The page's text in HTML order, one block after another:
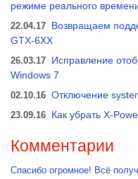
режиме реального
22.04.17
Возвращаем
GTX-6XX
26.03.17
Исправление
Windows 7
02.10.16 Отключение
23.09.16
Как убрать X-
Комментарии
Спасибо огромное! Всё